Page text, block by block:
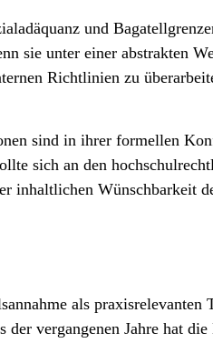
und
sie unter einer abstrakten
Richtlinien zu
sind in ihrer formellen
sich an den
inhaltlichen Wünschbarkeit
als
vergangenen Jahre hat